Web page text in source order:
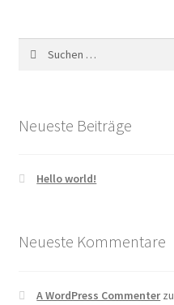
Neueste Beiträge
Hello world!
Neueste Kommentare
A WordPress Commenterzu